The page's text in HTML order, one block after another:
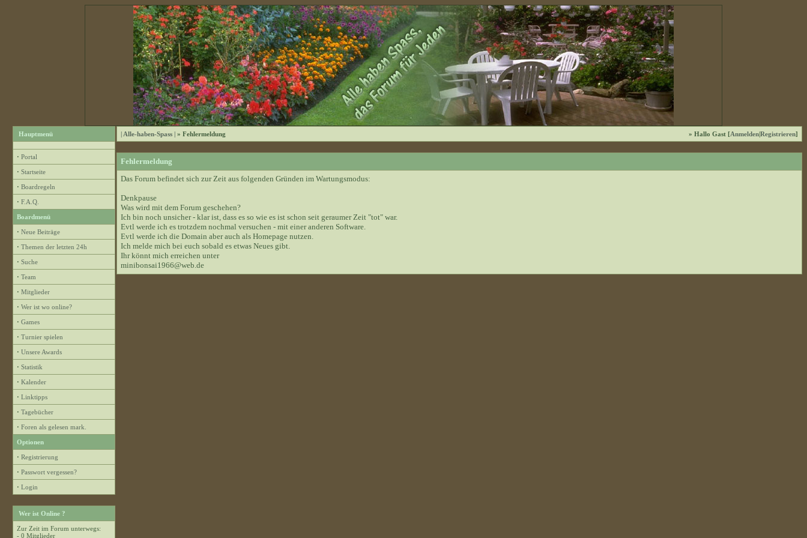
Hauptmenü
· Portal
· Startseite
· Boardregeln
· F.A.Q.
Boardmenü
· Neue Beiträge
· Themen der letzten 24h
· Suche
· Team
· Mitglieder
· Wer ist wo online?
· Games
· Turnier spielen
· Unsere Awards
· Statistik
· Kalender
· Linktipps
· Tagebücher
· Foren als gelesen mark.
Optionen
· Registrierung
· Passwort vergessen?
· Login
Wer ist Online ?
Zur Zeit im Forum unterwegs:
- 0 Mitglieder
| Alle-haben-Spass | » Fehlermeldung » Hallo Gast [Anmelden|Registrieren]
Fehlermeldung
Das Forum befindet sich zur Zeit aus folgenden Gründen im Wartungsmodus:
Denkpause
Was wird mit dem Forum geschehen?
Ich bin noch unsicher - klar ist, dass es so wie es ist schon seit geraumer Zeit "tot" war.
Evtl werde ich es trotzdem nochmal versuchen - mit einer anderen Software.
Evtl werde ich die Domain aber auch als Homepage nutzen.
Ich melde mich bei euch sobald es etwas Neues gibt.
Ihr könnt mich erreichen unter
minibonsai1966@web.de